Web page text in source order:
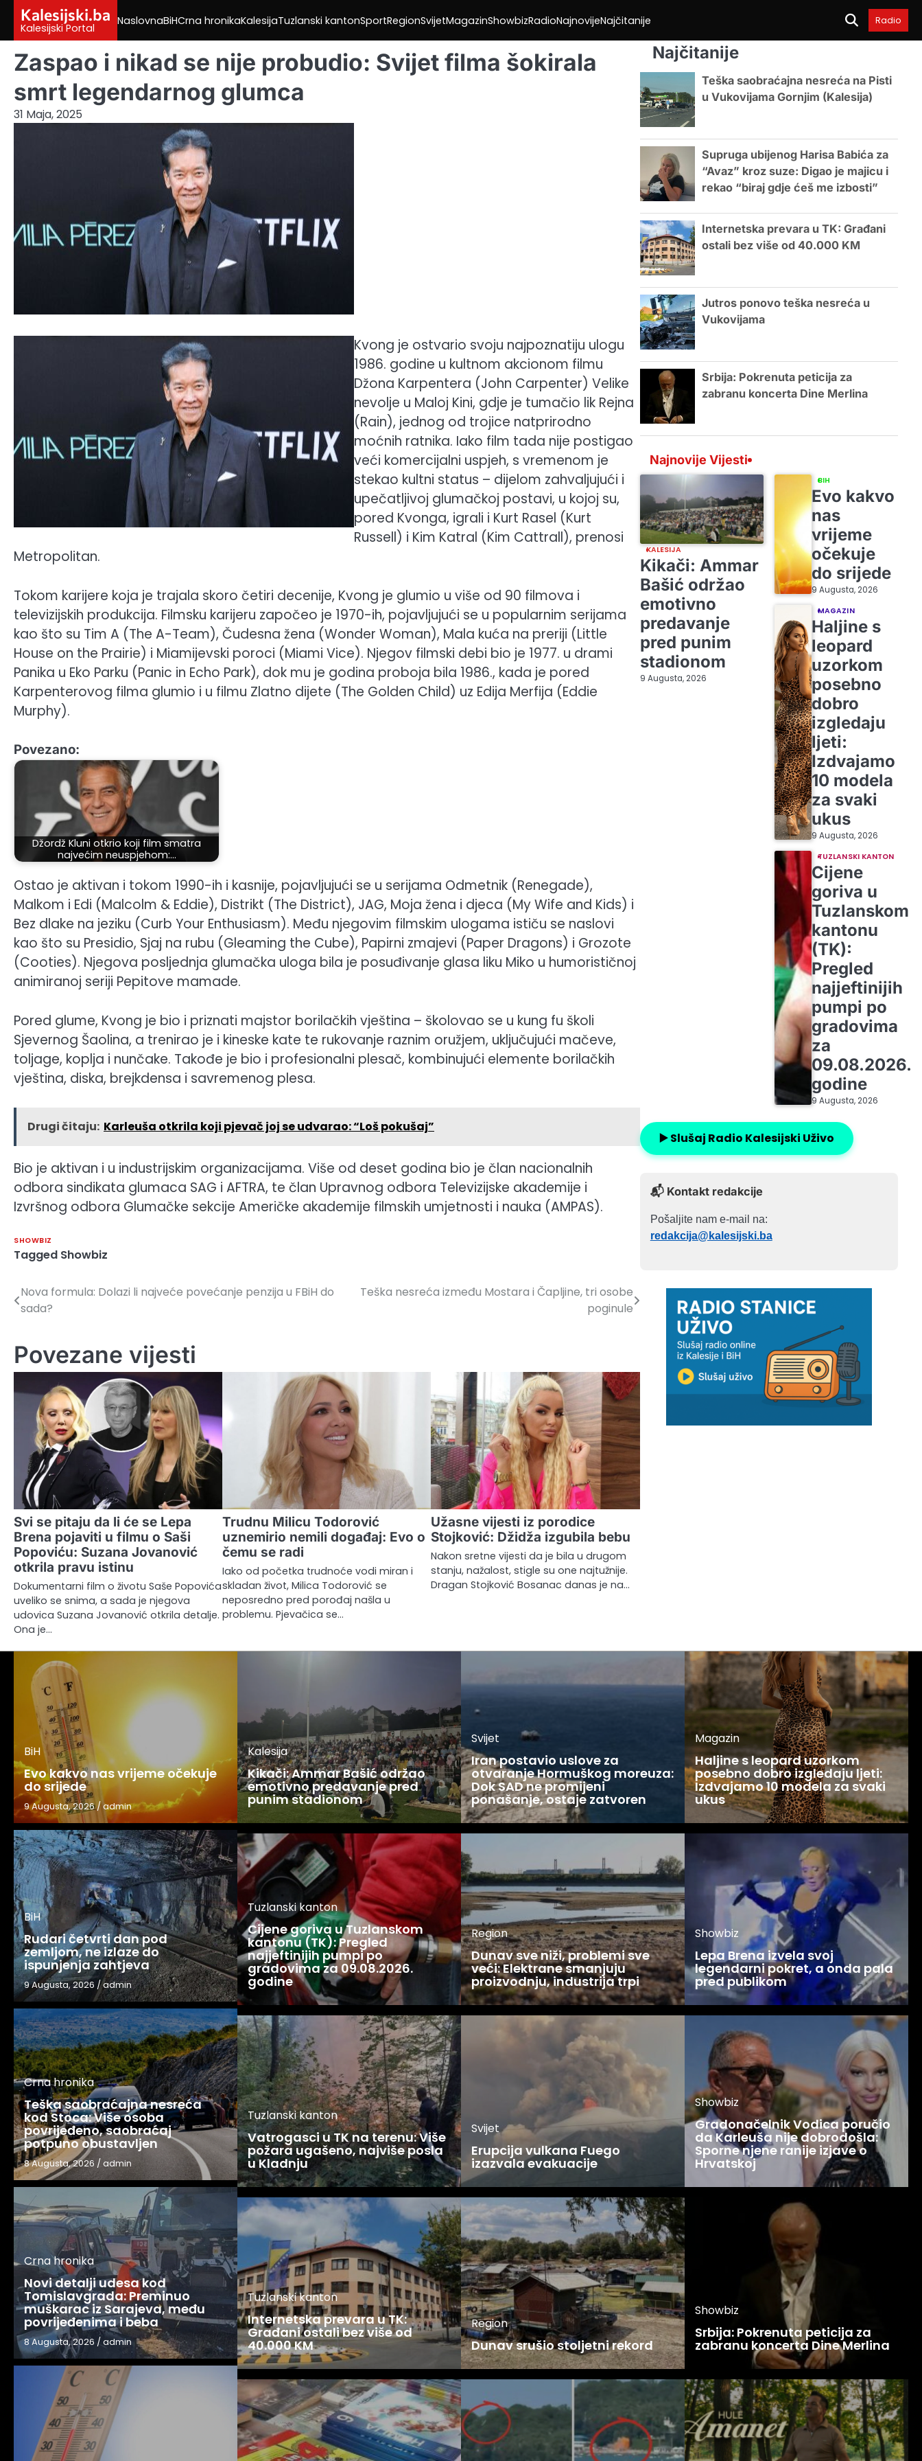
content
Kalesijski.ba
Kalesijski Portal
NaslovnaBiHCrna hronikaKalesijaTuzlanski kantonSportRegionSvijetMagazinShowbizRadioNajnovijeNajčitanije Radio
Zaspao i nikad se nije probudio: Svijet filma šokirala
smrt legendarnog glumca
31 Maja, 2025
Kvong je ostvario svoju najpoznatiju ulogu
1986. godine u kultnom akcionom filmu
Džona Karpentera (John Carpenter) Velike
nevolje u Maloj Kini, gdje je tumačio lik Rejna
(Rain), jednog od trojice natprirodno
moćnih ratnika. Iako film tada nije postigao
veći komercijalni uspjeh, s vremenom je
stekao kultni status – dijelom zahvaljujući i
upečatljivoj glumačkoj postavi, u kojoj su,
pored Kvonga, igrali i Kurt Rasel (Kurt
Russell) i Kim Katral (Kim Cattrall), prenosi
Metropolitan.
Tokom karijere koja je trajala skoro četiri decenije, Kvong je glumio u više od 90 filmova i
televizijskih produkcija. Filmsku karijeru započeo je 1970-ih, pojavljujući se u popularnim serijama
kao što su Tim A (The A-Team), Čudesna žena (Wonder Woman), Mala kuća na preriji (Little
House on the Prairie) i Miamijevski poroci (Miami Vice). Njegov filmski debi bio je 1977. u drami
Panika u Eko Parku (Panic in Echo Park), dok mu je godina proboja bila 1986., kada je pored
Karpenterovog filma glumio i u filmu Zlatno dijete (The Golden Child) uz Edija Merfija (Eddie
Murphy).
Povezano:
Džordž Kluni otkrio koji film smatra
najvećim neuspjehom:…
Ostao je aktivan i tokom 1990-ih i kasnije, pojavljujući se u serijama Odmetnik (Renegade),
Malkom i Edi (Malcolm & Eddie), Distrikt (The District), JAG, Moja žena i djeca (My Wife and Kids) i
Bez dlake na jeziku (Curb Your Enthusiasm). Među njegovim filmskim ulogama ističu se naslovi
kao što su Presidio, Sjaj na rubu (Gleaming the Cube), Papirni zmajevi (Paper Dragons) i Grozote
(Cooties). Njegova posljednja glumačka uloga bila je posuđivanje glasa liku Miko u humorističnoj
animiranoj seriji Pepitove mamade.
Pored glume, Kvong je bio i priznati majstor borilačkih vještina – školovao se u kung fu školi
Sjevernog Šaolina, a trenirao je i kineske kate te rukovanje raznim oružjem, uključujući mačeve,
toljage, koplja i nunčake. Takođe je bio i profesionalni plesač, kombinujući elemente borilačkih
vještina, diska, brejkdensa i savremenog plesa.
Drugi čitaju: Karleuša otkrila koji pjevač joj se udvarao: “Loš pokušaj”
Bio je aktivan i u industrijskim organizacijama. Više od deset godina bio je član nacionalnih
odbora sindikata glumaca SAG i AFTRA, te član Upravnog odbora Televizijske akademije i
Izvršnog odbora Glumačke sekcije Američke akademije filmskih umjetnosti i nauka (AMPAS).
SHOWBIZ
Tagged Showbiz
Navigacija
Nova formula: Dolazi li najveće povećanje penzija u FBiH do
sada?
Teška nesreća između Mostara i Čapljine, tri osobe
poginule
Povezane vijesti
Svi se pitaju da li će se Lepa
Brena pojaviti u filmu o Saši
Popoviću: Suzana Jovanović
otkrila pravu istinu
Dokumentarni film o životu Saše Popovića
uveliko se snima, a sada je njegova
udovica Suzana Jovanović otkrila detalje.
Ona je…
Trudnu Milicu Todorović
uznemirio nemili događaj: Evo o
čemu se radi
Iako od početka trudnoće vodi miran i
skladan život, Milica Todorović se
neposredno pred porođaj našla u
problemu. Pjevačica se…
Užasne vijesti iz porodice
Stojković: Džidža izgubila bebu
Nakon sretne vijesti da je bila u drugom
stanju, nažalost, stigle su one najtužnije.
Dragan Stojković Bosanac danas je na…
Najčitanije
Teška saobraćajna nesreća na Pisti
u Vukovijama Gornjim (Kalesija)
Supruga ubijenog Harisa Babića za
“Avaz” kroz suze: Digao je majicu i
rekao “biraj gdje ćeš me izbosti”
Internetska prevara u TK: Građani
ostali bez više od 40.000 KM
Jutros ponovo teška nesreća u
Vukovijama
Srbija: Pokrenuta peticija za
zabranu koncerta Dine Merlina
Najnovije Vijesti
KALESIJA
Kikači: Ammar
Bašić održao
emotivno
predavanje
pred punim
stadionom
9 Augusta, 2026
BIH
Evo kakvo
nas
vrijeme
očekuje
do srijede
9 Augusta, 2026
MAGAZIN
Haljine s
leopard
uzorkom
posebno
dobro
izgledaju
ljeti:
Izdvajamo
10 modela
za svaki
ukus
9 Augusta, 2026
TUZLANSKI KANTON
Cijene
goriva u
Tuzlanskom
kantonu
(TK):
Pregled
najjeftinijih
pumpi po
gradovima
za
09.08.2026.
godine
9 Augusta, 2026
▶️ Slušaj Radio Kalesijski Uživo
📬 Kontakt redakcije
Pošaljite nam e-mail na:
redakcija@kalesijski.ba
BiH
Evo kakvo nas vrijeme očekuje
do srijede
9 Augusta, 2026/admin
BiH
Rudari četvrti dan pod
zemljom, ne izlaze do
ispunjenja zahtjeva
9 Augusta, 2026 /admin
Crna hronika
Teška saobraćajna nesreća
kod Stoca: Više osoba
povrijeđeno, saobraćaj
potpuno obustavljen
8 Augusta, 2026 /admin
Crna hronika
Novi detalji udesa kod
Tomislavgrada: Preminuo
muškarac iz Sarajeva, među
povrijeđenima i beba
8 Augusta, 2026 /admin
Kalesija
Kikači: Ammar Bašić održao
emotivno predavanje pred
punim stadionom
Tuzlanski kanton
Cijene goriva u Tuzlanskom
kantonu (TK): Pregled
najjeftinijih pumpi po
gradovima za 09.08.2026.
godine
Tuzlanski kanton
Vatrogasci u TK na terenu: Više
požara ugašeno, najviše posla
u Kladnju
Tuzlanski kanton
Internetska prevara u TK:
Građani ostali bez više od
40.000 KM
Svijet
Iran postavio uslove za
otvaranje Hormuškog moreuza:
Dok SAD ne promijeni
ponašanje, ostaje zatvoren
Region
Dunav sve niži, problemi sve
veći: Elektrane smanjuju
proizvodnju, industrija trpi
Svijet
Erupcija vulkana Fuego
izazvala evakuacije
Region
Dunav srušio stoljetni rekord
Magazin
Haljine s leopard uzorkom
posebno dobro izgledaju ljeti:
Izdvajamo 10 modela za svaki
ukus
Showbiz
Lepa Brena izvela svoj
legendarni pokret, a onda pala
pred publikom
Showbiz
Gradonačelnik Vodica poručio
da Karleuša nije dobrodošla:
Sporne njene ranije izjave o
Hrvatskoj
Showbiz
Srbija: Pokrenuta peticija za
zabranu koncerta Dine Merlina